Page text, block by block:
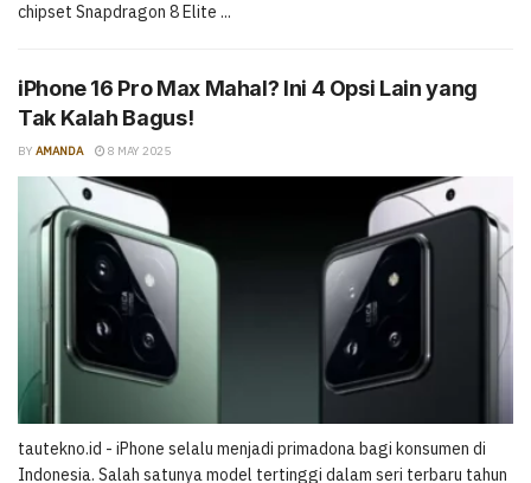
chipset Snapdragon 8 Elite ...
iPhone 16 Pro Max Mahal? Ini 4 Opsi Lain yang
Tak Kalah Bagus!
BY AMANDA 8 MAY 2025
tautekno.id - iPhone selalu menjadi primadona bagi konsumen di
Indonesia. Salah satunya model tertinggi dalam seri terbaru tahun